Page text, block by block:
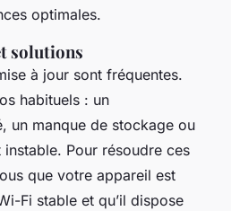
optimales.
solutions
à jour sont fréquentes.
habituels : un
un manque de stockage ou
Pour résoudre ces
que votre appareil est
Fi stable et qu’il dispose